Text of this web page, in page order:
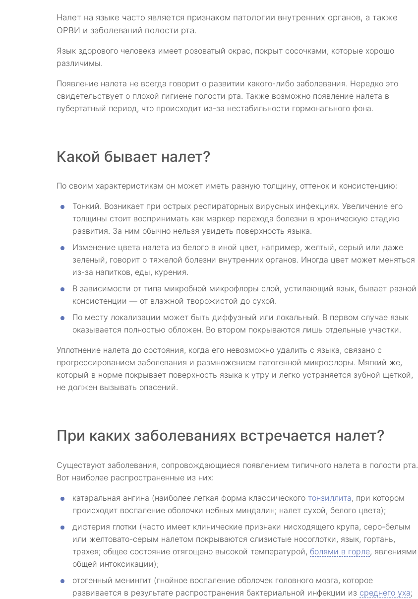
Налет на языке часто является признаком патологии внутренних органов, а также
ОРВИ и заболеваний полости рта.
Язык здорового человека имеет розоватый окрас, покрыт сосочками, которые хорошо
различимы.
Появление налета не всегда говорит о развитии какого-либо заболевания. Нередко это
свидетельствует о плохой гигиене полости рта. Также возможно появление налета в
пубертатный период, что происходит из-за нестабильности гормонального фона.
Какой бывает налет?
По своим характеристикам он может иметь разную толщину, оттенок и консистенцию:
Тонкий. Возникает при острых респираторных вирусных инфекциях. Увеличение его
толщины стоит воспринимать как маркер перехода болезни в хроническую стадию
развития. За ним обычно нельзя увидеть поверхность языка.
Изменение цвета налета из белого в иной цвет, например, желтый, серый или даже
зеленый, говорит о тяжелой болезни внутренних органов. Иногда цвет может меняться
из-за напитков, еды, курения.
В зависимости от типа микробной микрофлоры слой, устилающий язык, бывает разной
консистенции — от влажной творожистой до сухой.
По месту локализации может быть диффузный или локальный. В первом случае язык
оказывается полностью обложен. Во втором покрываются лишь отдельные участки.
Уплотнение налета до состояния, когда его невозможно удалить с языка, связано с
прогрессированием заболевания и размножением патогенной микрофлоры. Мягкий же,
который в норме покрывает поверхность языка к утру и легко устраняется зубной щеткой,
не должен вызывать опасений.
При каких заболеваниях встречается налет?
Существуют заболевания, сопровождающиеся появлением типичного налета в полости рта.
Вот наиболее распространенные из них:
катаральная ангина (наиболее легкая форма классического тонзиллита, при котором
происходит воспаление оболочки небных миндалин; налет сухой, белого цвета);
дифтерия глотки (часто имеет клинические признаки нисходящего крупа, серо-белым
или желтовато-серым налетом покрываются слизистые носоглотки, язык, гортань,
трахея; общее состояние отягощено высокой температурой, болями в горле, явлениями
общей интоксикации);
отогенный менингит (гнойное воспаление оболочек головного мозга, которое
развивается в результате распространения бактериальной инфекции из среднего уха;